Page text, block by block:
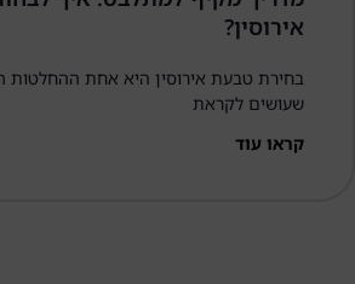
אירוסין?
בחירת טבעת אירוסין היא אחת ההחלטות
שעושים לקראת
קראו עוד